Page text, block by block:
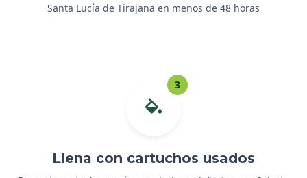
Santa Lucía de Tirajana en menos de 48 horas
3
Llena con cartuchos usados